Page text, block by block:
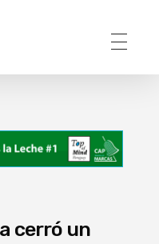
cerró un